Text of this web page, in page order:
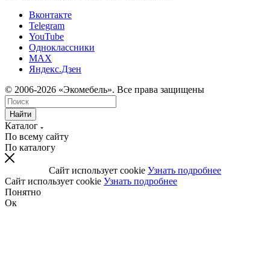
Вконтакте
Telegram
YouTube
Одноклассники
MAX
Яндекс.Дзен
© 2006-2026 «Экомебель». Все права защищены
Найти
Каталог
По всему сайту
По каталогу
Сайт использует cookie Узнать подробнее
Сайт использует cookie Узнать подробнее
Понятно
Ок